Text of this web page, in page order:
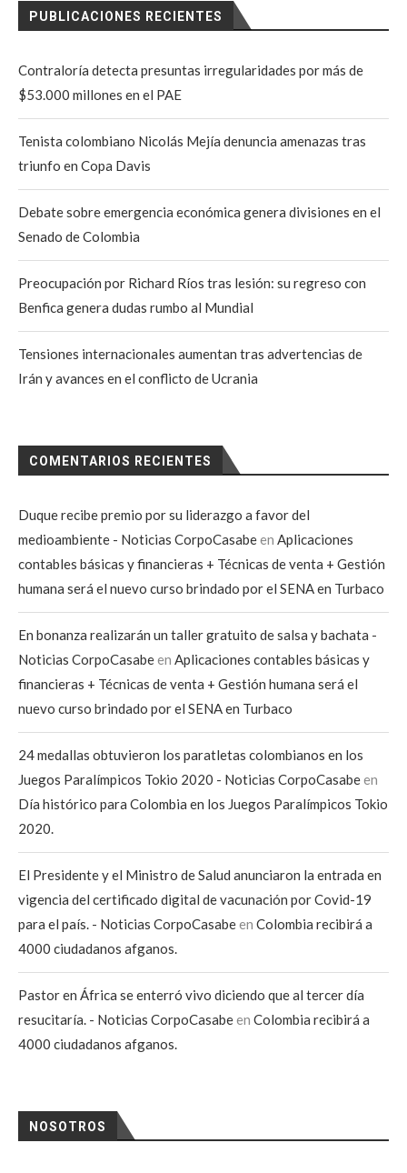
PUBLICACIONES RECIENTES
Contraloría detecta presuntas irregularidades por más de
$53.000 millones en el PAE
Tenista colombiano Nicolás Mejía denuncia amenazas tras
triunfo en Copa Davis
Debate sobre emergencia económica genera divisiones en el
Senado de Colombia
Preocupación por Richard Ríos tras lesión: su regreso con
Benfica genera dudas rumbo al Mundial
Tensiones internacionales aumentan tras advertencias de
Irán y avances en el conflicto de Ucrania
COMENTARIOS RECIENTES
Duque recibe premio por su liderazgo a favor del
medioambiente - Noticias CorpoCasabeen Aplicaciones
contables básicas y financieras + Técnicas de venta + Gestión
humana será el nuevo curso brindado por el SENA en Turbaco
En bonanza realizarán un taller gratuito de salsa y bachata -
Noticias CorpoCasabeen Aplicaciones contables básicas y
financieras + Técnicas de venta + Gestión humana será el
nuevo curso brindado por el SENA en Turbaco
24 medallas obtuvieron los paratletas colombianos en los
Juegos Paralímpicos Tokio 2020 - Noticias CorpoCasabeen
Día histórico para Colombia en los Juegos Paralímpicos Tokio
2020.
El Presidente y el Ministro de Salud anunciaron la entrada en
vigencia del certificado digital de vacunación por Covid-19
para el país. - Noticias CorpoCasabeen Colombia recibirá a
4000 ciudadanos afganos.
Pastor en África se enterró vivo diciendo que al tercer día
resucitaría. - Noticias CorpoCasabeen Colombia recibirá a
4000 ciudadanos afganos.
NOSOTROS